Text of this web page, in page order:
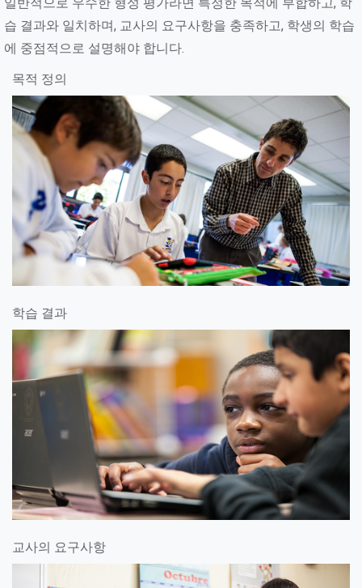
습 결과와 일치하며, 교사의 요구사항을 충족하고, 학생의 학습
에 중점적으로 설명해야 합니다.
목적 정의
학습 결과
교사의 요구사항